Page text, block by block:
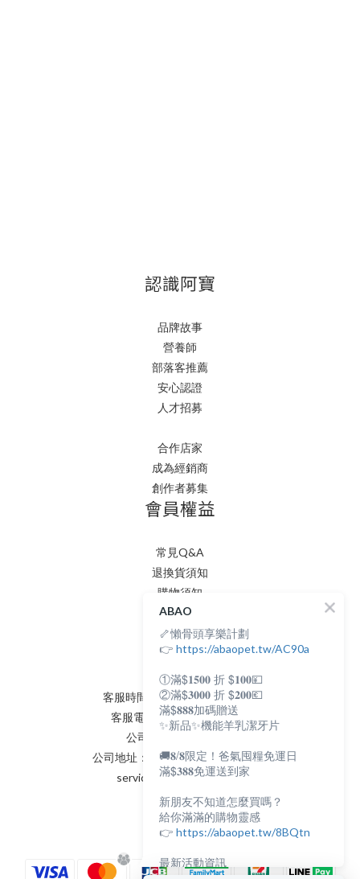
認識阿寶
品牌故事
營養師
部落客推薦
安心認證
人才招募
合作店家
成為經銷商
創作者募集
會員權益
常見Q&A
退換貨須知
購物須知
隱私權政策
會員條款
聯絡我們
客服時間：AM:0900~PM:0600
客服電話：(02) 8231 - 6166
公司統編：82898398
公司地址：新北市永和區保生路2號
service@abaopet.com.tw
ABAO
🦴懶骨頭享樂計劃
👉 https://abaopet.tw/AC90a
①滿$𝟏𝟓𝟎𝟎 折 $𝟏𝟎𝟎💴
②滿$𝟑𝟎𝟎𝟎 折 $𝟐𝟎𝟎💶
滿$𝟖𝟖𝟖加碼贈送
✨新品✨機能羊乳潔牙片
🚚𝟖/𝟖限定！爸氣囤糧免運日
滿$𝟑𝟖𝟖免運送到家
新朋友不知道怎麼買嗎？
給你滿滿的購物靈感
👉 https://abaopet.tw/8BQtn
最新活動資訊